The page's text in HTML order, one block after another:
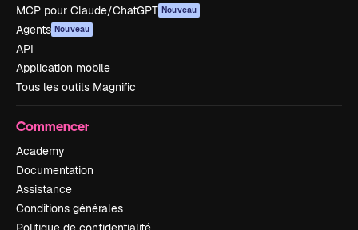
MCP pour Claude/ChatGPT Nouveau
Agents Nouveau
API
Application mobile
Tous les outils Magnific
Commencer
Academy
Documentation
Assistance
Conditions générales